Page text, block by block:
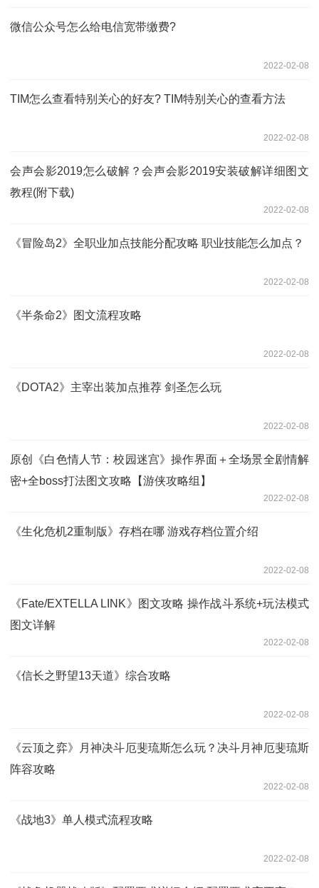
微信公众号怎么给电信宽带缴费?
2022-02-08
TIM怎么查看特别关心的好友? TIM特别关心的查看方法
2022-02-08
会声会影2019怎么破解？会声会影2019安装破解详细图文
教程(附下载)
2022-02-08
《冒险岛2》全职业加点技能分配攻略 职业技能怎么加点？
2022-02-08
《半条命2》图文流程攻略
2022-02-08
《DOTA2》主宰出装加点推荐 剑圣怎么玩
2022-02-08
原创《白色情人节：校园迷宫》操作界面＋全场景全剧情解
密+全boss打法图文攻略【游侠攻略组】
2022-02-08
《生化危机2重制版》存档在哪 游戏存档位置介绍
2022-02-08
《Fate/EXTELLA LINK》图文攻略 操作战斗系统+玩法模式
图文详解
2022-02-08
《信长之野望13天道》综合攻略
2022-02-08
《云顶之弈》月神决斗厄斐琉斯怎么玩？决斗月神厄斐琉斯
阵容攻略
2022-02-08
《战地3》单人模式流程攻略
2022-02-08